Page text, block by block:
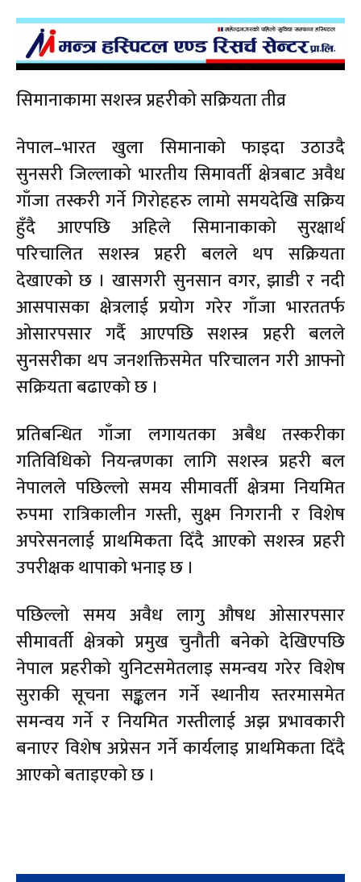
सिमानाकामा सशस्त्र प्रहरीको सक्रियता तीव्र
नेपाल–भारत खुला सिमानाको फाइदा उठाउदै
सुनसरी जिल्लाको भारतीय सिमावर्ती क्षेत्रबाट अवैध
गाँजा तस्करी गर्ने गिरोहहरु लामो समयदेखि सक्रिय
हुँदै आएपछि अहिले सिमानाकाको सुरक्षार्थ
परिचालित सशस्त्र प्रहरी बलले थप सक्रियता
देखाएको छ । खासगरी सुनसान वगर, झाडी र नदी
आसपासका क्षेत्रलाई प्रयोग गरेर गाँजा भारततर्फ
ओसारपसार गर्दै आएपछि सशस्त्र प्रहरी बलले
सुनसरीका थप जनशक्तिसमेत परिचालन गरी आफ्नो
सक्रियता बढाएको छ ।
प्रतिबन्धित गाँजा लगायतका अबैध तस्करीका
गतिविधिको नियन्त्रणका लागि सशस्त्र प्रहरी बल
नेपालले पछिल्लो समय सीमावर्ती क्षेत्रमा नियमित
रुपमा रात्रिकालीन गस्ती, सुक्ष्म निगरानी र विशेष
अपरेसनलाई प्राथमिकता दिँदै आएको सशस्त्र प्रहरी
उपरीक्षक थापाको भनाइ छ ।
पछिल्लो समय अवैध लागु औषध ओसारपसार
सीमावर्ती क्षेत्रको प्रमुख चुनौती बनेको देखिएपछि
नेपाल प्रहरीको युनिटसमेतलाइ समन्वय गरेर विशेष
सुराकी सूचना सङ्कलन गर्ने स्थानीय स्तरमासमेत
समन्वय गर्ने र नियमित गस्तीलाई अझ प्रभावकारी
बनाएर विशेष अप्रेसन गर्ने कार्यलाइ प्राथमिकता दिँदै
आएको बताइएको छ ।